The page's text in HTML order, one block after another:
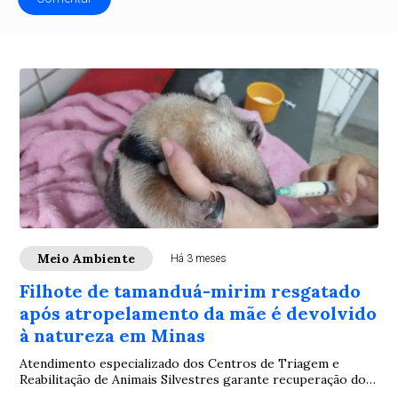
Meio Ambiente Há 3 meses
Filhote de tamanduá-mirim resgatado
após atropelamento da mãe é devolvido
à natureza em Minas
Atendimento especializado dos Centros de Triagem e
Reabilitação de Animais Silvestres garante recuperação do